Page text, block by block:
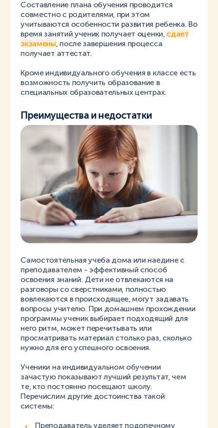
Составление плана обучения проводится
совместно с родителями, при этом
учитываются особенности развития ребенка. Во
время занятий ученик получает оценки, сдает
экзамены , после завершения процесса
получает аттестат.
Кроме индивидуального обучения в классе есть
возможность получить образование в
специальных образовательных центрах.
Преимущества и недостатки
Самостоятельная учеба дома или наедине с
преподавателем - эффективный способ
освоения знаний. Дети не отвлекаются на
разговоры со сверстниками, полностью
вовлекаются в происходящее, могут задавать
вопросы учителю. При домашнем прохождении
программы ученик выбирает подходящий для
него ритм, может перечитывать или
просматривать материал столько раз, сколько
нужно для его успешного освоения.
Ученики на индивидуальном обучении
зачастую показывают лучший результат, чем
те, кто постоянно посещают школу.
Перечислим другие достоинства такой
системы:
Преподаватель уделяет подопечному